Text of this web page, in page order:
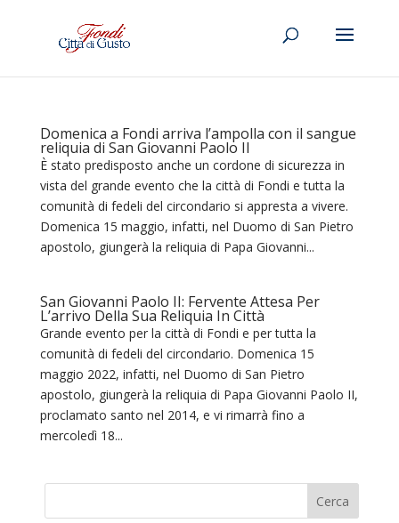
Domenica a Fondi arriva l’ampolla con il sangue
reliquia di San Giovanni Paolo II
È stato predisposto anche un cordone di sicurezza in
vista del grande evento che la città di Fondi e tutta la
comunità di fedeli del circondario si appresta a vivere.
Domenica 15 maggio, infatti, nel Duomo di San Pietro
apostolo, giungerà la reliquia di Papa Giovanni...
San Giovanni Paolo II: Fervente Attesa Per
L’arrivo Della Sua Reliquia In Città
Grande evento per la città di Fondi e per tutta la
comunità di fedeli del circondario. Domenica 15
maggio 2022, infatti, nel Duomo di San Pietro
apostolo, giungerà la reliquia di Papa Giovanni Paolo II,
proclamato santo nel 2014, e vi rimarrà fino a
mercoledì 18...